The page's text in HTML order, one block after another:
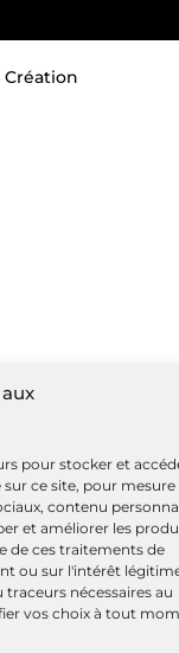
pour stocker et
ce site, pour mesure
contenu
et améliorer les
de ces traitements de
ou sur l'intérêt
nécessaires au
vos choix à tout
Création